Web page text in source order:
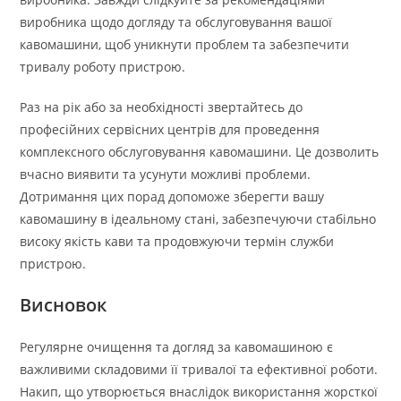
виробника щодо догляду та обслуговування вашої
кавомашини, щоб уникнути проблем та забезпечити
тривалу роботу пристрою.
Раз на рік або за необхідності звертайтесь до
професійних сервісних центрів для проведення
комплексного обслуговування кавомашини. Це дозволить
вчасно виявити та усунути можливі проблеми.
Дотримання цих порад допоможе зберегти вашу
кавомашину в ідеальному стані, забезпечуючи стабільно
високу якість кави та продовжуючи термін служби
пристрою.
Висновок
Регулярне очищення та догляд за кавомашиною є
важливими складовими її тривалої та ефективної роботи.
Накип, що утворюється внаслідок використання жорсткої